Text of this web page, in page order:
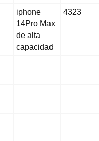
iphone
14Pro Max
de alta
capacidad
4323